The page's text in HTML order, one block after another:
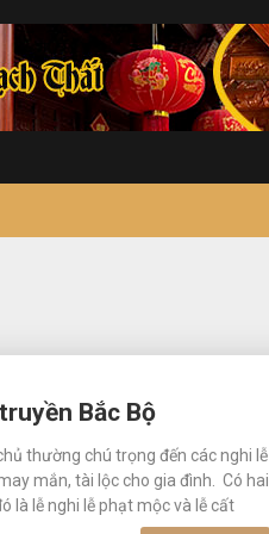
Bắc Bộ
thường chú trọng đến các nghi lễ
mắn, tài lộc cho gia đình. Có hai
là lễ nghi lễ phạt mộc và lễ cất